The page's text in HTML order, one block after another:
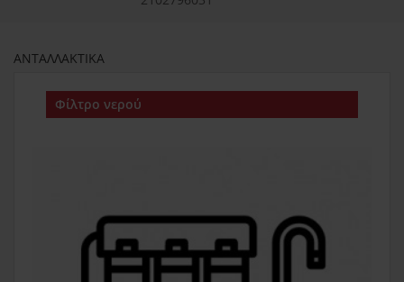
ΑΝΤΑΛΛΑΚΤΙΚΑ
Φίλτρο νερού